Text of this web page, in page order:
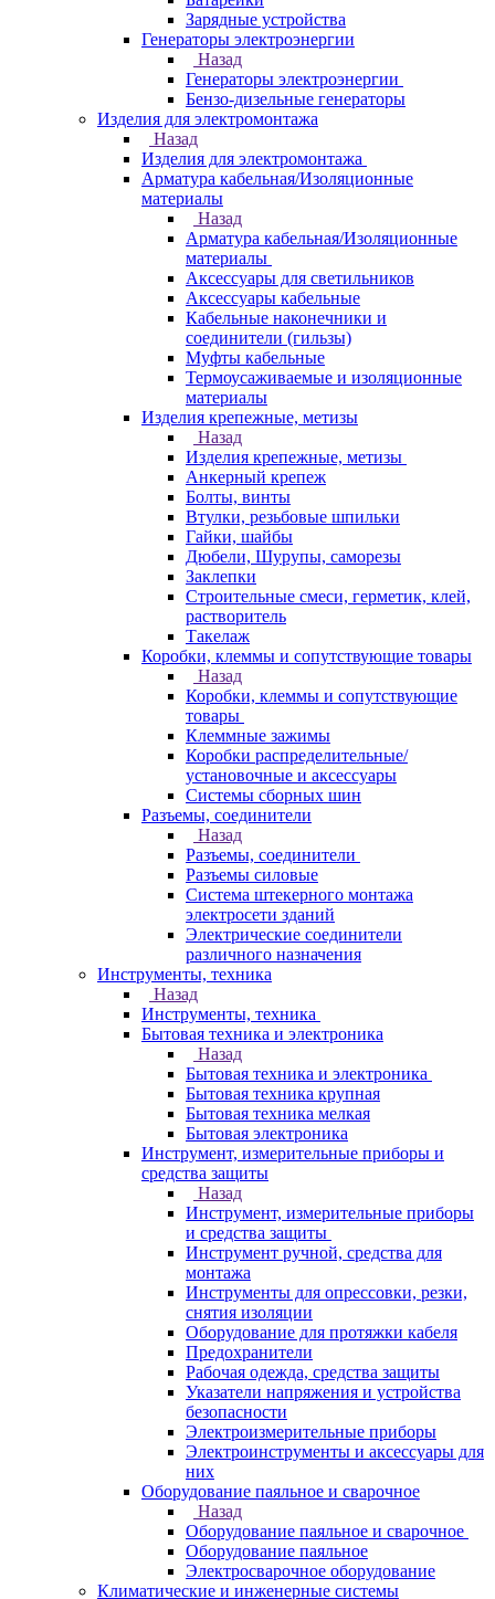
Зарядные устройства
Генераторы электроэнергии
Назад
Генераторы электроэнергии
Бензо-дизельные генераторы
Изделия для электромонтажа
Назад
Изделия для электромонтажа
Арматура кабельная/Изоляционные
материалы
Назад
Арматура кабельная/Изоляционные
материалы
Аксессуары для светильников
Аксессуары кабельные
Кабельные наконечники и
соединители (гильзы)
Муфты кабельные
Термоусаживаемые и изоляционные
материалы
Изделия крепежные, метизы
Назад
Изделия крепежные, метизы
Анкерный крепеж
Болты, винты
Втулки, резьбовые шпильки
Гайки, шайбы
Дюбели, Шурупы, саморезы
Заклепки
Строительные смеси, герметик, клей,
растворитель
Такелаж
Коробки, клеммы и сопутствующие товары
Назад
Коробки, клеммы и сопутствующие
товары
Клеммные зажимы
Коробки распределительные/
установочные и аксессуары
Системы сборных шин
Разъемы, соединители
Назад
Разъемы, соединители
Разъемы силовые
Система штекерного монтажа
электросети зданий
Электрические соединители
различного назначения
Инструменты, техника
Назад
Инструменты, техника
Бытовая техника и электроника
Назад
Бытовая техника и электроника
Бытовая техника крупная
Бытовая техника мелкая
Бытовая электроника
Инструмент, измерительные приборы и
средства защиты
Назад
Инструмент, измерительные приборы
и средства защиты
Инструмент ручной, средства для
монтажа
Инструменты для опрессовки, резки,
снятия изоляции
Оборудование для протяжки кабеля
Предохранители
Рабочая одежда, средства защиты
Указатели напряжения и устройства
безопасности
Электроизмерительные приборы
Электроинструменты и аксессуары для
них
Оборудование паяльное и сварочное
Назад
Оборудование паяльное и сварочное
Оборудование паяльное
Электросварочное оборудование
Климатические и инженерные системы